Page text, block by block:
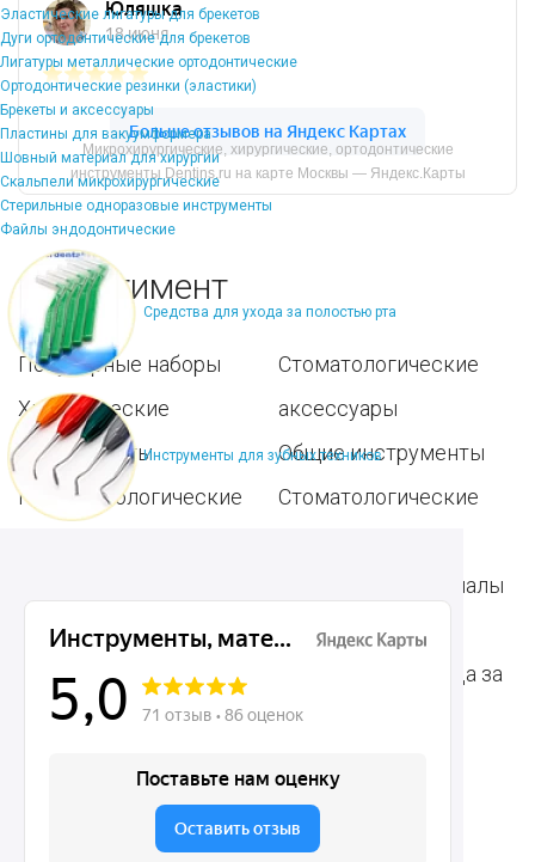
Эластические лигатуры для брекетов
Дуги ортодонтические для брекетов
Лигатуры металлические ортодонтические
Ортодонтические резинки (эластики)
Брекеты и аксессуары
Пластины для вакуумформера
Шовный материал для хирургии
Скальпели микрохирургические
Стерильные одноразовые инструменты
Файлы эндодонтические
Средства для ухода за полостью рта
Инструменты для зубных техников
Микрохирургические, хирургические, ортодонтические
инструменты Dentins.ru на карте Москвы — Яндекс.Карты
Ассортимент
Популярные наборы
Хирургические
инструменты
Пародонтологические
инструменты
Терапевтические
инструменты
Стоматологические
аксессуары
Общие инструменты
Стоматологические
Расходные материалы
для стоматологии
Средства для ухода за
полостью рта